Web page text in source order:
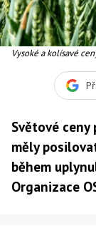
Vysoké a kolísavé
Egyptě, Foto: SXC
Světové
měly
během
Organizace